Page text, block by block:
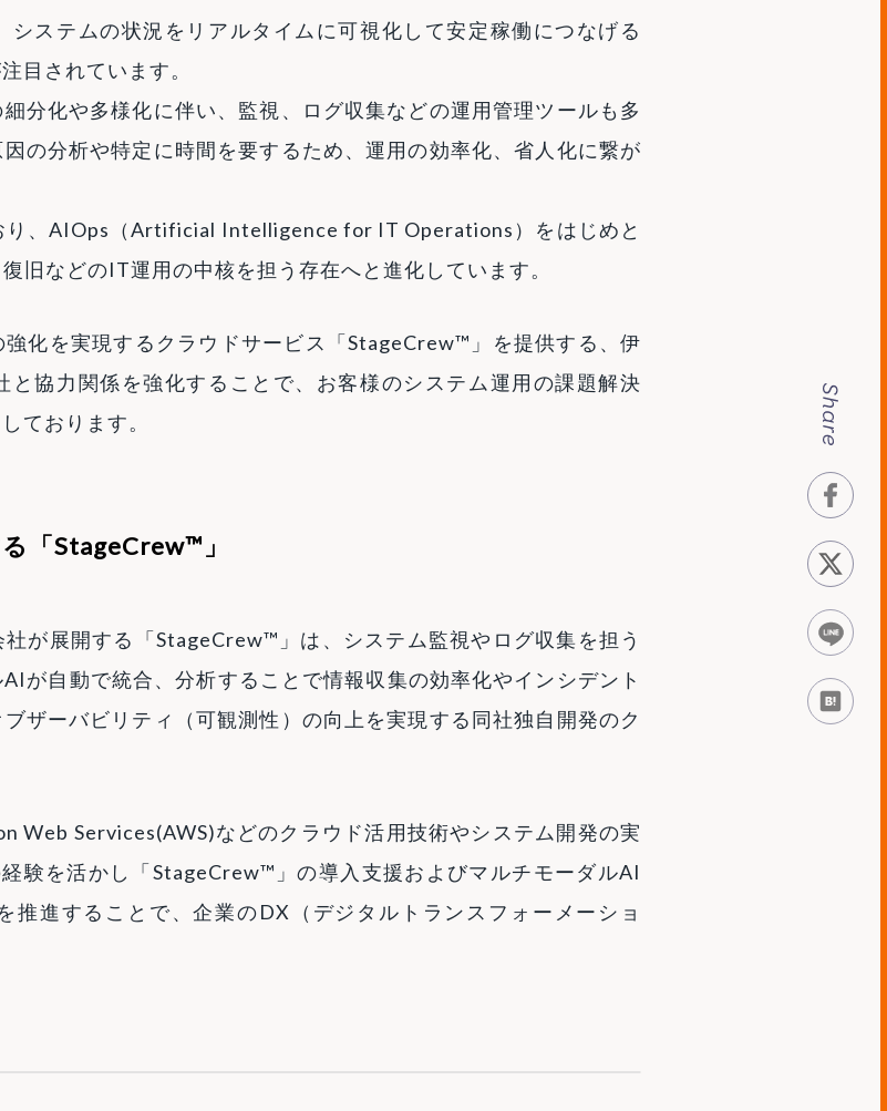
ステムの状況をリアルタイムに可視化して安定稼働につなげる
目されています。
分化や多様化に伴い、監視、ログ収集などの運用管理ツールも多
の分析や特定に時間を要するため、運用の効率化、省人化に繋が
り、AIOps（Artificial Intelligence for IT Operations）をはじめと
旧などのIT運用の中核を担う存在へと進化しています。
化を実現するクラウドサービス「StageCrew™」を提供する、伊
協力関係を強化することで、お客様のシステム運用の課題解決
ております。
「StageCrew™」
が展開する「StageCrew™」は、システム監視やログ収集を担う
が自動で統合、分析することで情報収集の効率化やインシデント
ザーバビリティ（可観測性）の向上を実現する同社独自開発のク
Web Services(AWS)などのクラウド活用技術やシステム開発の実
験を活かし「StageCrew™」の導入支援およびマルチモーダルAI
推進することで、企業のDX（デジタルトランスフォーメーショ
tweet
LINE
はて